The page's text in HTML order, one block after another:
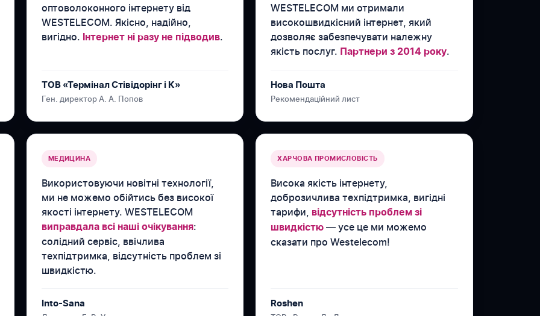
оптоволоконного інтернету від
WESTELECOM. Якісно, надійно,
вигідно.
Інтернет ні разу не підводив.
ТОВ «Термінал Стівідорінг і К»
Ген. директор А. А. Попов
WESTELECOM ми отримали
високошвидкісний інтернет, який
дозволяє забезпечувати належну
якість послуг. Партнери з 2014 року.
Нова Пошта
Рекомендаційний лист
МЕДИЦИНА
Використовуючи новітні технології,
ми не можемо обійтись без високої
якості інтернету. WESTELECOM
виправдала всі наші очікування:
солідний сервіс, ввічлива
техпідтримка, відсутність проблем зі
швидкістю.
Into-Sana
ХАРЧОВА ПРОМИСЛОВІСТЬ
Висока якість інтернету,
доброзичлива техпідтримка, вигідні
тарифи, відсутність проблем зі
швидкістю — усе це ми можемо
сказати про Westelecom!
Roshen